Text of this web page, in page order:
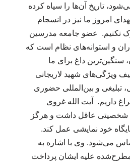
تاریخ آن‌ها را سیاه کرده
امروز ما نیز در انسجام
نکنیم. عضو جامعه مدرسین
و استوانه‌های نظام است که
سنگین‌ترین داغ برای ما
ویژگی‌های شهید لاریجانی
و بین‌المللی حضوری
داریم. آیت الله غروی
شخصیتی عاقل داشت و هرگز
خود نمایشی عمل کند.
می‌شود. وی با اشاره به
مطرح‌شده علیه ایشان پرداخت